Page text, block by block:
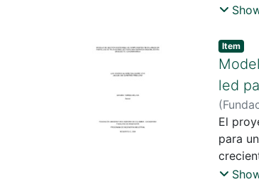
de
Item
led
(
El
para